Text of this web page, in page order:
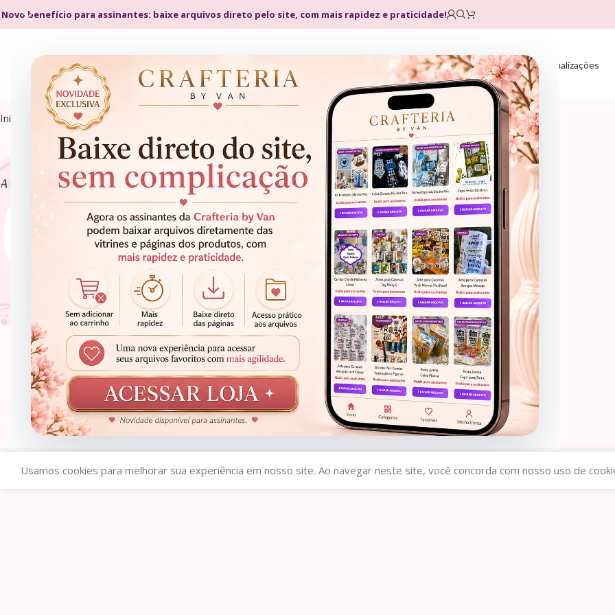
Novo benefício para assinantes: baixe arquivos direto pelo site, com mais rapidez e praticidade!
Home Loja Planos Atualizações
Início Produtos marcados com a tag “a bela a fera”
ARQUIVOS DE CORTE
Balinhas A Bela e a Fera
R$ 1,00
Usamos cookies para melhorar sua experiência em nosso site. Ao navegar neste site, você concorda com nosso uso de